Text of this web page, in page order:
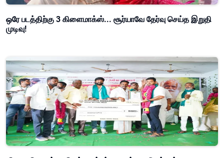
ஒரே படத்திற்கு 3 கிளைமாக்ஸ்... சூர்யாவே தேர்வு செய்த இறுதி
முடிவு!